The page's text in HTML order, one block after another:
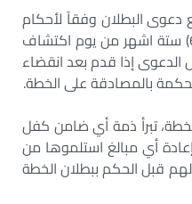
البطلان وفقاً لأحكام
البند (1) من هذه المادة خلال (6) ستة اشهر من يوم اكتشاف
الدعوى إذا قدم بعد انقضاء
تبرأ ذمة أي ضامن كفل
أي مبالغ استلموها من
قبل الحكم ببطلان الخطة